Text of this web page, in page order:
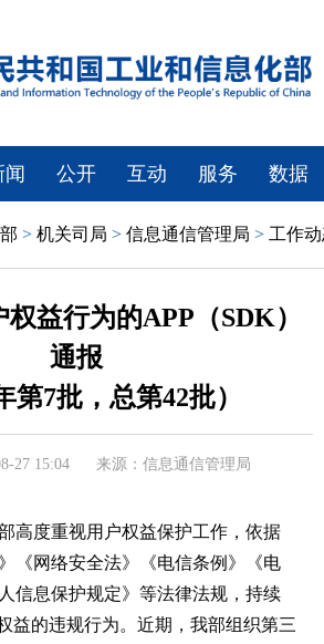
闻 公开 互动 服务 数据
> 机关司局 > 信息通信管理局 > 工作
益行为的APP（SDK）
通报
第7批，总第42批）
27 15:04 来源：信息通信管理局
高度重视用户权益保护工作，依据
《网络安全法》《电信条例》《电
信息保护规定》等法律法规，持续
益的违规行为。近期，我部组织第三